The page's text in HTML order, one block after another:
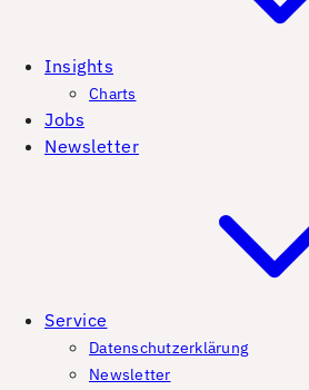
Insights
Charts
Jobs
Newsletter
Service
Datenschutzerklärung
Newsletter